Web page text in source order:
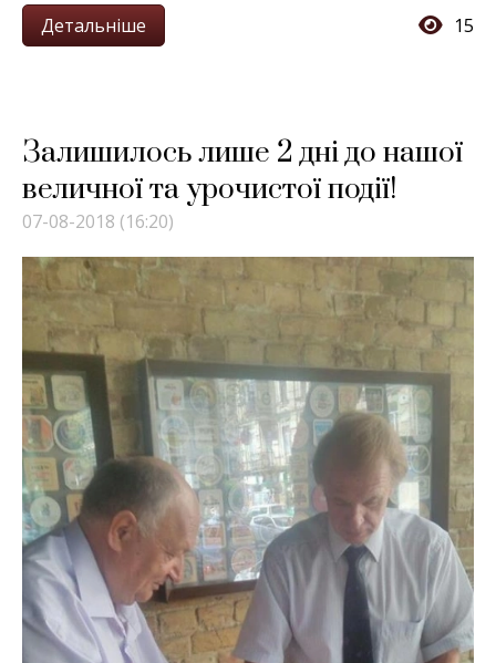
Детальніше 15
Залишилось лише 2 дні до нашої
величної та урочистої події!
07-08-2018 (16:20)